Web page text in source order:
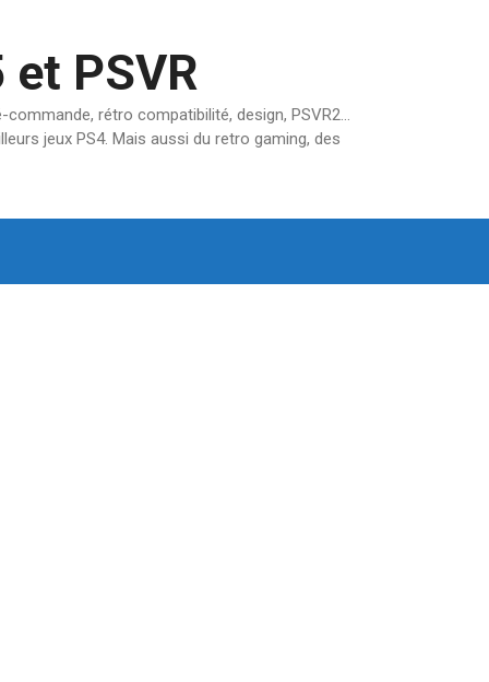
PSVR
commande, rétro compatibilité, design, PSVR2…
jeux PS4. Mais aussi du retro gaming, des